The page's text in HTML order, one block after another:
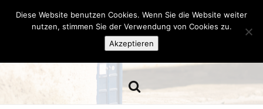
Hazamelistan
Diese Website benutzen Cookies. Wenn Sie die Website weiter
nutzen, stimmen Sie der Verwendung von Cookies zu.
Akzeptieren